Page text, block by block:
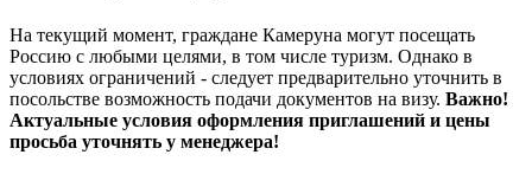
На текущий момент, граждане Камеруна могут посещать
Россию с любыми целями, в том числе туризм. Однако в
условиях ограничений - следует предварительно уточнить в
посольстве возможность подачи документов на визу. Важно!
Актуальные условия оформления приглашений и цены
просьба уточнять у менеджера!